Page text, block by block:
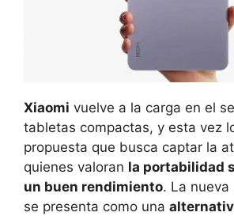
Xiaomi vuelve a la carga en el
tabletas compactas, y esta vez
propuesta que busca captar la
quienes valoran la portabilidad
un buen rendimiento. La nueva
se presenta como una